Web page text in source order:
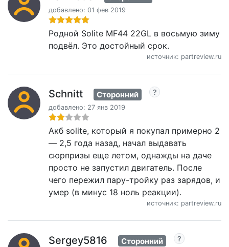
добавлено: 01 фев 2019
Родной Solite MF44 22GL в восьмую зиму
подвёл. Это достойный срок.
источник: partreview.ru
Schnitt Сторонний
добавлено: 27 янв 2019
Акб solite, который я покупал примерно 2
— 2,5 года назад, начал выдавать
сюрпризы еще летом, однажды на даче
просто не запустил двигатель. После
чего пережил пару-тройку раз зарядов, и
умер (в минус 18 ноль реакции).
источник: partreview.ru
Sergey5816 Сторонний